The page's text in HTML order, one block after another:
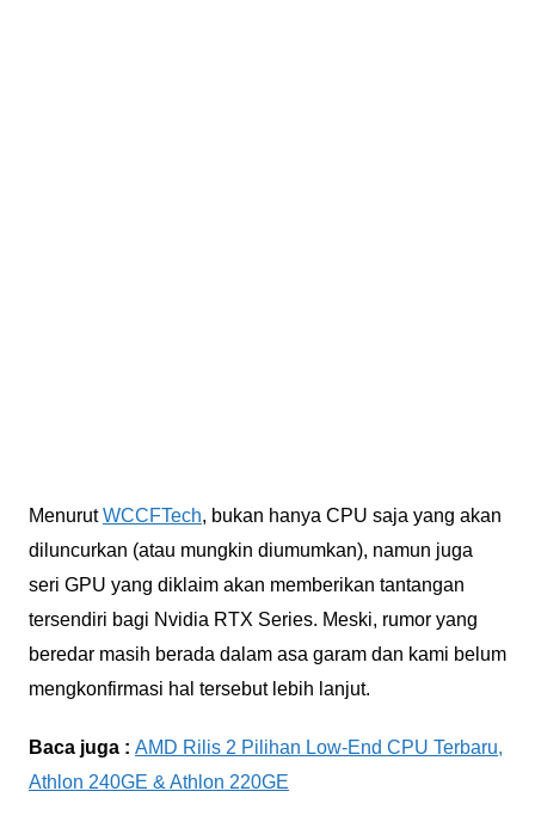
MenurutWCCFTech, bukan hanya CPU saja yang akan
diluncurkan (atau mungkin diumumkan), namun juga
seri GPU yang diklaim akan memberikan tantangan
tersendiri bagi Nvidia RTX Series. Meski, rumor yang
beredar masih berada dalam asa garam dan kami belum
mengkonfirmasi hal tersebut lebih lanjut.
Baca juga : AMD Rilis 2 Pilihan Low-End CPU Terbaru,
Athlon 240GE & Athlon 220GE